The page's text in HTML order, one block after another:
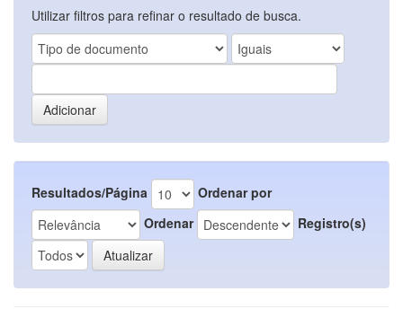
Utilizar filtros para refinar o resultado de busca.
Resultados/Página
Ordenar por
Ordenar
Registro(s)